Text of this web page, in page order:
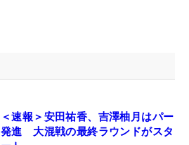
＜速報＞安田祐香、吉澤柚月はパー
発進 大混戦の最終ラウンドがスタ